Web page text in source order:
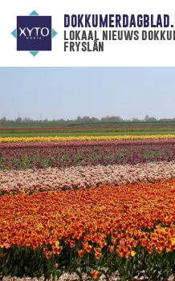
lokaal nieuws
fryslân